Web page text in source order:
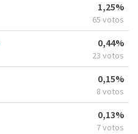
1,25%
65 votos
0,44%
23 votos
0,15%
8 votos
0,13%
7 votos